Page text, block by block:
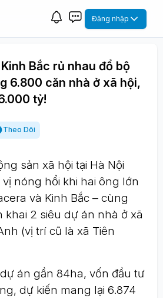
Đăng nhập
Bắc rủ nhau đổ bộ
6.800 căn nhà ở xã hội,
tỷ!
Theo Dõi
sản xã hội tại Hà Nội
nóng hổi khi hai ông lớn
và Kinh Bắc – cùng
khai 2 siêu dự án nhà ở xã
(vị trí cũ là xã Tiên
án gần 84ha, vốn đầu tư
dự kiến mang lại 6.874